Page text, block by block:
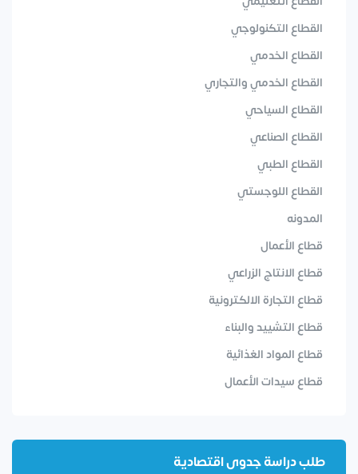
القطاع التكنولوجي
القطاع الخدمي
القطاع الخدمي والتجاري
القطاع السياحي
القطاع الصناعي
القطاع الطبي
القطاع اللوجستي
المدونه
قطاع الأعمال
قطاع الانتاج الزراعي
قطاع التجارة الالكترونية
قطاع التشييد والبناء
قطاع المواد الغذائية
قطاع سيدات الأعمال
طلب دراسة جدوى اقتصادية